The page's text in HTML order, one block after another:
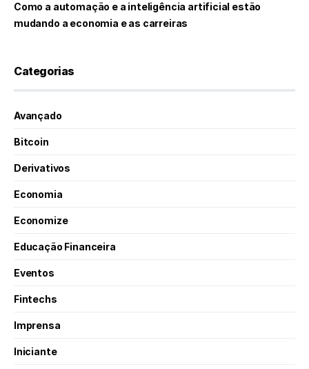
Como a automação e a inteligência artificial estão
mudando a economia e as carreiras
Categorias
Avançado
Bitcoin
Derivativos
Economia
Economize
Educação Financeira
Eventos
Fintechs
Imprensa
Iniciante